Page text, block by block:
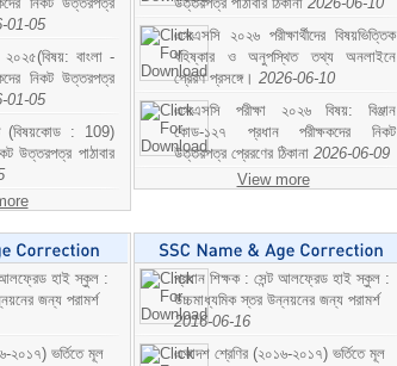
01-05
২০২৫(বিষয়: বাংলা -
নিকট উত্তরপত্র
01-05
: 109)
উত্তরপত্র পাঠাবার
এসএসসি ২০২৬ পরীক্ষার্থীদের বিষয়ভিত্তিক
বহিষ্কার ও অনুপস্থিত তথ্য অনলাইনে
প্রেরণ প্রসঙ্গে। 2026-06-10
এসএসসি পরীক্ষা ২০২৬ বিষয়: বিঞ্জান
কোড-১২৭ প্রধান পরীক্ষকদের নিকট
উত্তরপত্র প্রেরণের ঠিকানা 2026-06-09
View more
আলফ্রেড হাই স্কুল :
জন্য পরামর্শ
২০১৭) ভর্তিতে মূল
প্রধান শিক্ষক : সেন্ট আলফ্রেড হাই স্কুল :
উচ্চমাধ্যমিক স্তর উন্নয়নের জন্য পরামর্শ
2016-06-16
একাদশ শ্রেণির (২০১৬-২০১৭) ভর্তিতে মূল